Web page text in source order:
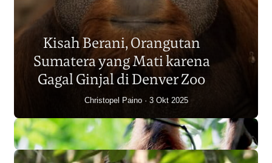
Populasi Orangutan
Sumatera Berkurang 2.700
Individu dalam Satu Dekade?
Junaidi Hanafiah 14 Jul 2026
Kisah Berani, Orangutan
Sumatera yang Mati karena
Gagal Ginjal di Denver Zoo
Christopel Paino 3 Okt 2025